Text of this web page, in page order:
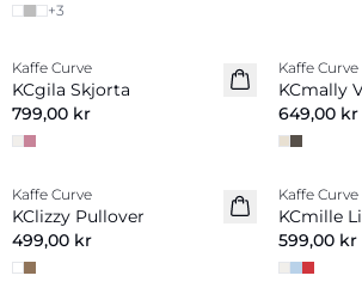
+3
Nyhet
Kaffe Curve
KCgila Skjorta
799,00 kr
Nyhet
Kaffe Curve
KCmally
649,00 kr
Nyhet
Kaffe Curve
KClizzy Pullover
499,00 kr
Nyhet
Kaffe Curve
KCmille
599,00 kr